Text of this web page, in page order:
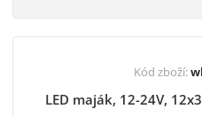
Kód zboží:
LED maják, 12-24V,